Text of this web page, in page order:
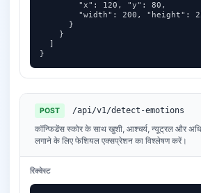
        "x": 120, "y": 80,
"width": 200, "height":
      }
    }
  ]
}
POST /api/v1/detect-emotions
कॉन्फिडेंस स्कोर के साथ खुशी, आश्चर्य, न्यूट्रल और
लगाने के लिए फेशियल एक्सप्रेशन का विश्लेषण करें।
रिक्वेस्ट